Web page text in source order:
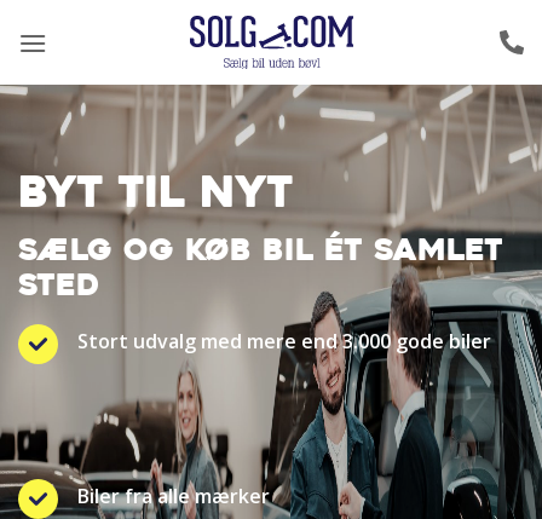
BYT TIL NYT
SÆLG OG KØB BIL ÉT SAMLET
STED
Stort udvalg med mere end 3.000 gode biler
Biler fra alle mærker